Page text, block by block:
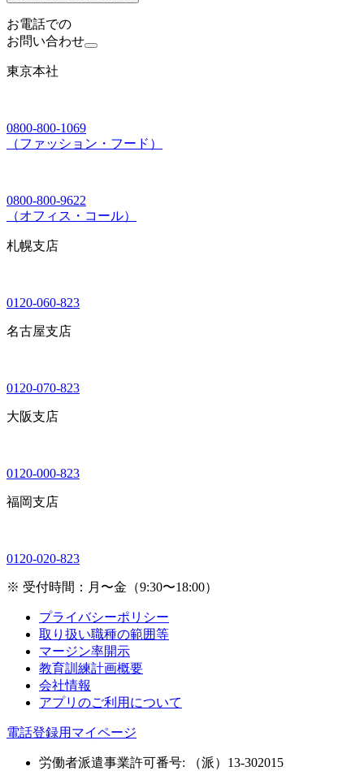
お電話での
お問い合わせ
東京本社
0800-800-1069
（ファッション・フード）
0800-800-9622
（オフィス・コール）
札幌支店
0120-060-823
名古屋支店
0120-070-823
大阪支店
0120-000-823
福岡支店
0120-020-823
※ 受付時間：月〜金（9:30〜18:00）
プライバシーポリシー
取り扱い職種の範囲等
マージン率開示
教育訓練計画概要
会社情報
アプリのご利用について
電話登録用マイページ
労働者派遣事業許可番号: （派）13-302015